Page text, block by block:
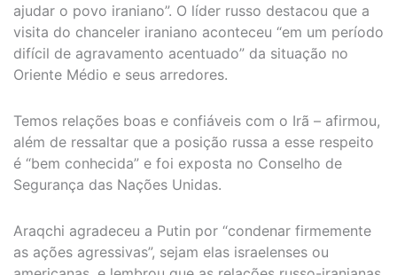
ajudar o povo iraniano”. O líder russo destacou que a
visita do chanceler iraniano aconteceu “em um período
difícil de agravamento acentuado” da situação no
Oriente Médio e seus arredores.
Temos relações boas e confiáveis com o Irã – afirmou,
além de ressaltar que a posição russa a esse respeito
é “bem conhecida” e foi exposta no Conselho de
Segurança das Nações Unidas.
Araqchi agradeceu a Putin por “condenar firmemente
as ações agressivas”, sejam elas israelenses ou